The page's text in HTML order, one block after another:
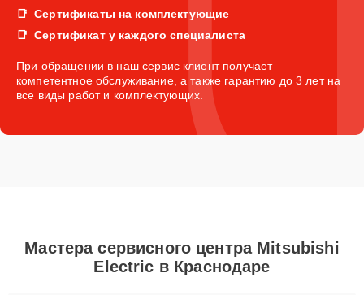
Сертификаты на комплектующие
Сертификат у каждого специалиста
При обращении в наш сервис клиент получает
компетентное обслуживание, а также гарантию до 3 лет на
все виды работ и комплектующих.
Мастера сервисного центра Mitsubishi
Electric в Краснодаре